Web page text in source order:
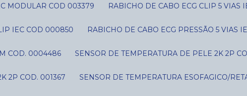
MODULAR COD 003379 RABICHO DE CABO ECG CLIP 5
IEC COD 000850 RABICHO DE CABO ECG PRESSÃO 5 VIAS
COD. 0004486 SENSOR DE TEMPERATURA DE PELE 2K 2P
2P COD. 001367 SENSOR DE TEMPERATURA ESOFAGICO/